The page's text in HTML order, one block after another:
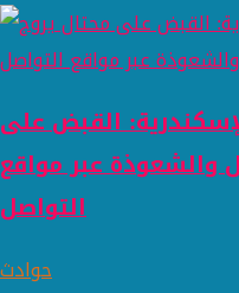
القبض على
والشعوذة عبر مواقع
التواصل
حوادث